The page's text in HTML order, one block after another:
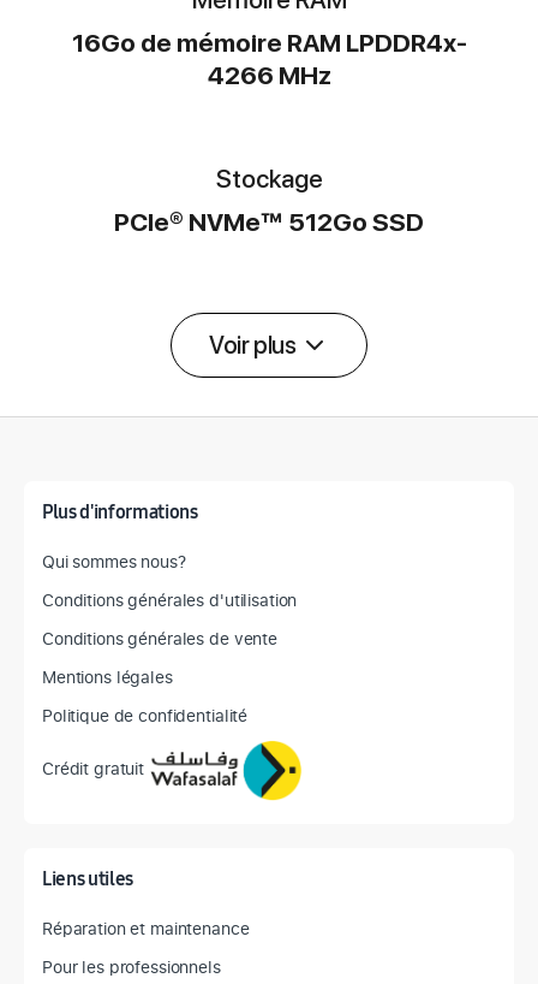
16Go de mémoire RAM LPDDR4x-
4266 MHz
Stockage
PCIe® NVMe™ 512Go SSD
Voir plus
Plus d'informations
Qui sommes nous?
Conditions générales d'utilisation
Conditions générales de vente
Mentions légales
Politique de confidentialité
Crédit gratuit
Liens utiles
Réparation et maintenance
Pour les professionnels